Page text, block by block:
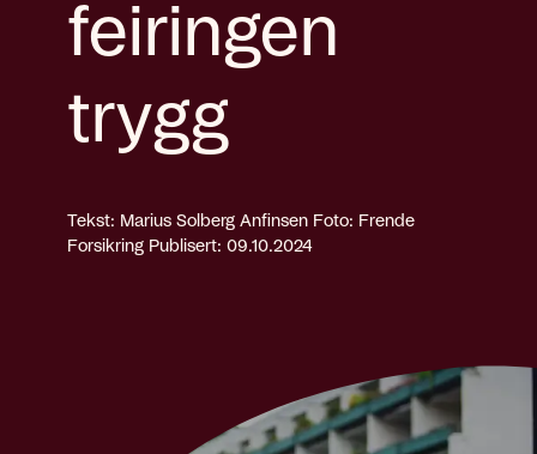
feiringen
trygg
Tekst: Marius Solberg Anfinsen Foto: Frende
Forsikring Publisert: 09.10.2024